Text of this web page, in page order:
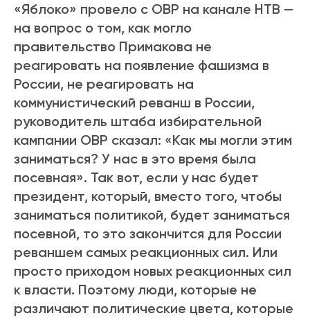
«Яблоко» провело с ОВР на канале НТВ —
на вопрос о том, как могло
правительство Примакова не
реагировать на появление фашизма в
России, не реагировать на
коммунистический реванш в России,
руководитель штаба избирательной
кампании ОВР сказал: «Как мы могли этим
заниматься? У нас в это время была
посевная». Так вот, если у нас будет
президент, который, вместо того, чтобы
заниматься политикой, будет заниматься
посевной, то это закончится для России
реваншем самых реакционных сил. Или
просто приходом новых реакционных сил
к власти. Поэтому люди, которые не
различают политические цвета, которые